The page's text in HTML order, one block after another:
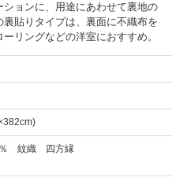
ョンに、用途にあわせて裏地の
貼りタイプは、裏面に不織布を
リングなどの洋室におすすめ。
％ 紋織 四方縁